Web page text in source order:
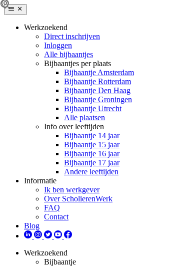
Werkzoekend
Direct inschrijven
Inloggen
Alle bijbaantjes
Bijbaantjes per plaats
Bijbaantje Amsterdam
Bijbaantje Rotterdam
Bijbaantje Den Haag
Bijbaantje Groningen
Bijbaantje Utrecht
Alle plaatsen
Info over leeftijden
Bijbaantje 14 jaar
Bijbaantje 15 jaar
Bijbaantje 16 jaar
Bijbaantje 17 jaar
Andere leeftijden
Informatie
Ik ben werkgever
Over ScholierenWerk
FAQ
Contact
Blog
Werkzoekend
Bijbaantje